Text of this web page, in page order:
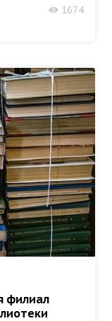
1674
филиал